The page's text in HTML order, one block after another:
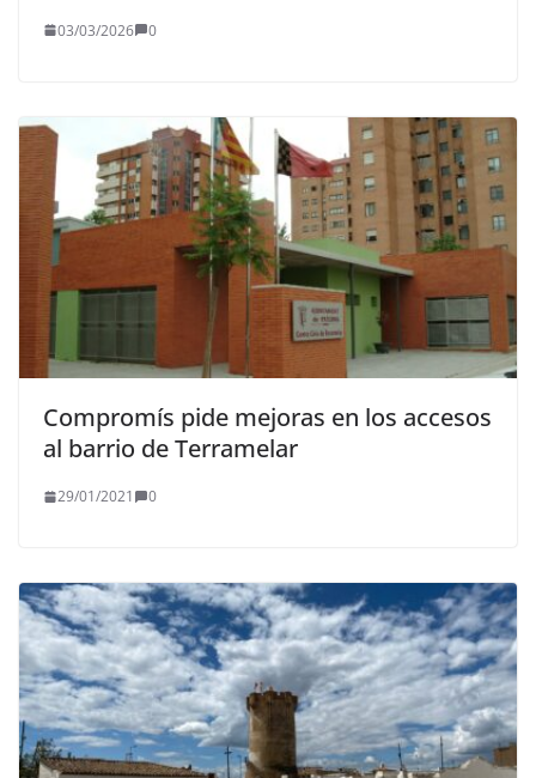
03/03/2026 0
Compromís pide mejoras en los accesos
al barrio de Terramelar
29/01/2021 0